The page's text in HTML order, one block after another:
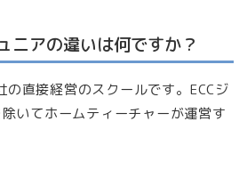
ニアの違いは何ですか？
の直接経営のスクールです。ECCジ
いてホームティーチャーが運営す